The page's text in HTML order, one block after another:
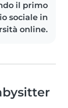
il primo
sociale in
online.